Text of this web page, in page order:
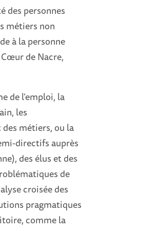
des personnes
métiers non
à la personne
de Nacre,
de l’emploi, la
les
métiers, ou la
directifs auprès
des élus et des
de
croisée des
pragmatiques
comme la